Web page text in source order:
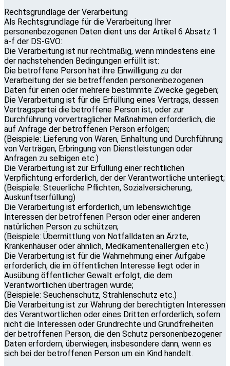
Rechtsgrundlage der Verarbeitung
Als Rechtsgrundlage für die Verarbeitung Ihrer
personenbezogenen Daten dient uns der Artikel 6 Absatz 1
a-f der DS-GVO:
Die Verarbeitung ist nur rechtmäßig, wenn mindestens eine
der nachstehenden Bedingungen erfüllt ist:
Die betroffene Person hat ihre Einwilligung zu der
Verarbeitung der sie betreffenden personenbezogenen
Daten für einen oder mehrere bestimmte Zwecke gegeben;
Die Verarbeitung ist für die Erfüllung eines Vertrags, dessen
Vertragspartei die betroffene Person ist, oder zur
Durchführung vorvertraglicher Maßnahmen erforderlich, die
auf Anfrage der betroffenen Person erfolgen;
(Beispiele: Lieferung von Waren, Einhaltung und Durchführung
von Verträgen, Erbringung von Dienstleistungen oder
Anfragen zu selbigen etc.)
Die Verarbeitung ist zur Erfüllung einer rechtlichen
Verpflichtung erforderlich, der der Verantwortliche unterliegt;
(Beispiele: Steuerliche Pflichten, Sozialversicherung,
Auskunftserfüllung)
Die Verarbeitung ist erforderlich, um lebenswichtige
Interessen der betroffenen Person oder einer anderen
natürlichen Person zu schützen;
(Beispiele: Übermittlung von Notfalldaten an Ärzte,
Krankenhäuser oder ähnlich, Medikamentenallergien etc.)
Die Verarbeitung ist für die Wahrnehmung einer Aufgabe
erforderlich, die im öffentlichen Interesse liegt oder in
Ausübung öffentlicher Gewalt erfolgt, die dem
Verantwortlichen übertragen wurde;
(Beispiele: Seuchenschutz, Strahlenschutz etc.)
Die Verarbeitung ist zur Wahrung der berechtigten Interessen
des Verantwortlichen oder eines Dritten erforderlich, sofern
nicht die Interessen oder Grundrechte und Grundfreiheiten
der betroffenen Person, die den Schutz personenbezogener
Daten erfordern, überwiegen, insbesondere dann, wenn es
sich bei der betroffenen Person um ein Kind handelt.